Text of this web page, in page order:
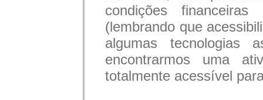
condições
(lembrando que
algumas tecnologias
encontrarmos uma
totalmente acessível